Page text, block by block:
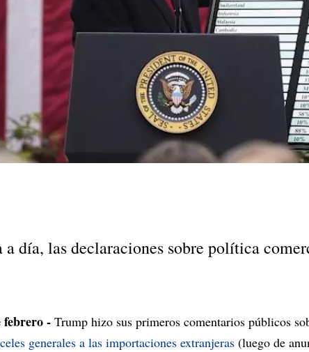
a día, las declaraciones sobre política
febrero - Trump hizo sus primeros comentarios públicos
generales a las importaciones extranjeras (luego de